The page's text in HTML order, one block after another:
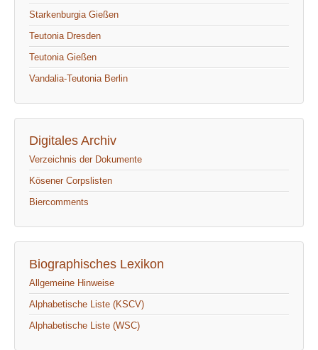
Starkenburgia Gießen
Teutonia Dresden
Teutonia Gießen
Vandalia-Teutonia Berlin
Digitales Archiv
Verzeichnis der Dokumente
Kösener Corpslisten
Biercomments
Biographisches Lexikon
Allgemeine Hinweise
Alphabetische Liste (KSCV)
Alphabetische Liste (WSC)